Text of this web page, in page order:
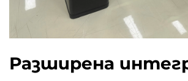
Разширена